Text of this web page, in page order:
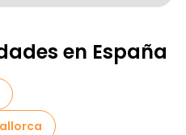
Barcelona
en Barcelona
en España